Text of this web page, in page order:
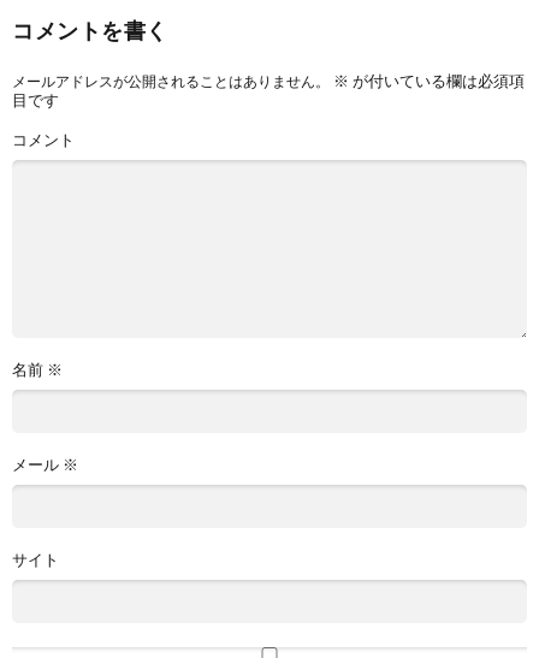
コメントを書く
メールアドレスが公開されることはありません。 ※ が付いている欄は必須項
目です
コメント
名前 ※
メール ※
サイト